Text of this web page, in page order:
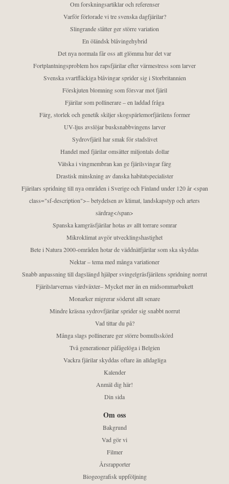
Om forskningsartiklar och referenser
Varför förlorade vi tre svenska dagfjärilar?
Slingrande slåtter ger större variation
En öländsk blåvingehybrid
Det nya normala får oss att glömma hur det var
Fortplantningsproblem hos rapsfjärilar efter värmestress som larver
Svenska svartfläckiga blåvingar sprider sig i Storbritannien
Förskjuten blomning som försvar mot fjäril
Fjärilar som pollinerare – en laddad fråga
Färg, storlek och genetik skiljer skogspärlemorfjärilens former
UV-ljus avslöjar busksnabbvingens larver
Sydrovfjäril har smak för stadslivet
Handel med fjärilar omsätter miljontals dollar
Vätska i vingmembran kan ge fjärilsvingar färg
Drastisk minskning av danska habitatspecialister
Fjärilars spridning till nya områden i Sverige och Finland under 120 år <span
class="sf-description">– betydelsen av klimat, landskapstyp och arters
särdrag</span>
Spanska kamgräsfjärilar hotas av allt torrare somrar
Mikroklimat avgör utvecklingshastighet
Bete i Natura 2000-områden hotar de väddnätfjärilar som ska skyddas
Nektar – tema med många variationer
Snabb anpassning till dagslängd hjälper svingelgräsfjärilens spridning norrut
Fjärilslarvernas värdväxter– Mycket mer än en midsommarbukett
Monarker migrerar söderut allt senare
Mindre kräsna sydrovfjärilar sprider sig snabbt norrut
Vad tittar du på?
Många slags pollinerare ger större bomullsskörd
Två generationer påfågelöga i Belgien
Vackra fjärilar skyddas oftare än alldagliga
Kalender
Anmäl dig här!
Din sida
Om oss
Bakgrund
Vad gör vi
Filmer
Årsrapporter
Biogeografisk uppföljning